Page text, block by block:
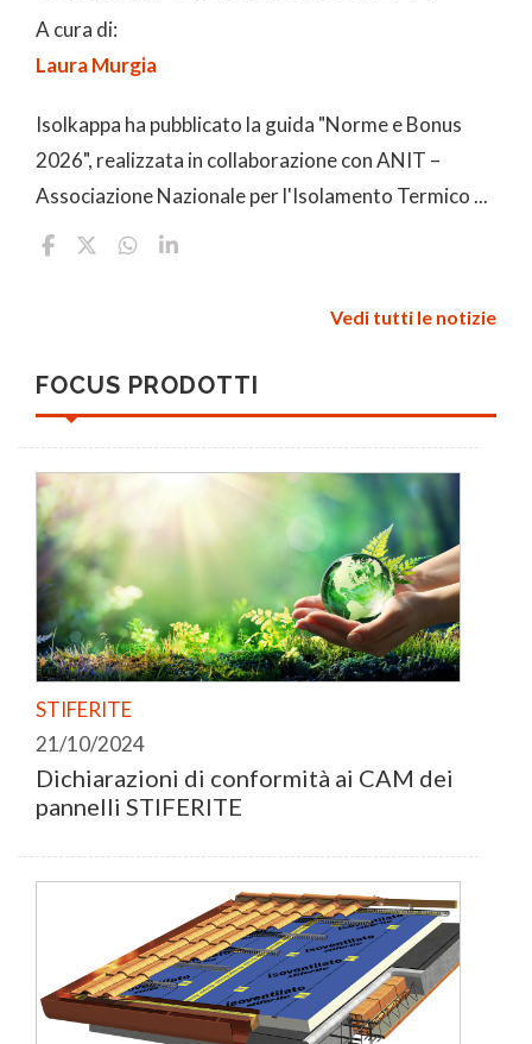
A cura di:
Laura Murgia
Isolkappa ha pubblicato la guida "Norme e Bonus
2026", realizzata in collaborazione con ANIT –
Associazione Nazionale per l'Isolamento Termico ...
Vedi tutti le notizie
FOCUS PRODOTTI
STIFERITE
21/10/2024
Dichiarazioni di conformità ai CAM dei
pannelli STIFERITE